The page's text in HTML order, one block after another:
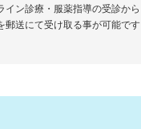
イン診療・服薬指導の受診から
郵送にて受け取る事が可能です